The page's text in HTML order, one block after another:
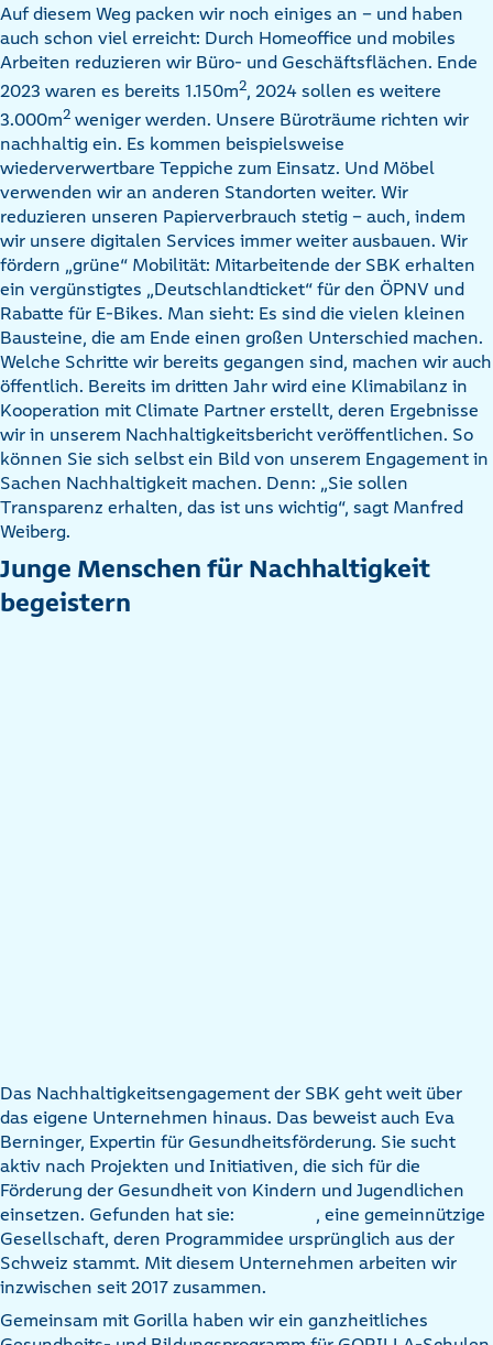
Auf diesem Weg packen wir noch einiges an – und haben
auch schon viel erreicht: Durch Homeoffice und mobiles
Arbeiten reduzieren wir Büro- und Geschäftsflächen. Ende
2023 waren es bereits 1.150m2, 2024 sollen es weitere
3.000m2 weniger werden. Unsere Büroträume richten wir
nachhaltig ein. Es kommen beispielsweise
wiederverwertbare Teppiche zum Einsatz. Und Möbel
verwenden wir an anderen Standorten weiter. Wir
reduzieren unseren Papierverbrauch stetig – auch, indem
wir unsere digitalen Services immer weiter ausbauen. Wir
fördern „grüne“ Mobilität: Mitarbeitende der SBK erhalten
ein vergünstigtes „Deutschlandticket“ für den ÖPNV und
Rabatte für E-Bikes. Man sieht: Es sind die vielen kleinen
Bausteine, die am Ende einen großen Unterschied machen.
Welche Schritte wir bereits gegangen sind, machen wir auch
öffentlich. Bereits im dritten Jahr wird eine Klimabilanz in
Kooperation mit Climate Partner erstellt, deren Ergebnisse
wir in unserem Nachhaltigkeitsbericht veröffentlichen. So
können Sie sich selbst ein Bild von unserem Engagement in
Sachen Nachhaltigkeit machen. Denn: „Sie sollen
Transparenz erhalten, das ist uns wichtig“, sagt Manfred
Weiberg.
Junge Menschen für Nachhaltigkeit
begeistern
Das Nachhaltigkeitsengagement der SBK geht weit über
das eigene Unternehmen hinaus. Das beweist auch Eva
Berninger, Expertin für Gesundheitsförderung. Sie sucht
aktiv nach Projekten und Initiativen, die sich für die
Förderung der Gesundheit von Kindern und Jugendlichen
einsetzen. Gefunden hat sie:
, eine gemeinnützige
Gesellschaft, deren Programmidee ursprünglich aus der
Schweiz stammt. Mit diesem Unternehmen arbeiten wir
inzwischen seit 2017 zusammen.
Gemeinsam mit Gorilla haben wir ein ganzheitliches